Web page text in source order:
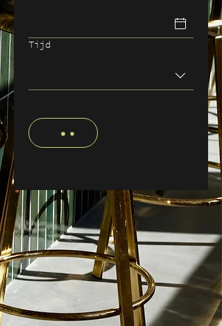
Tijd